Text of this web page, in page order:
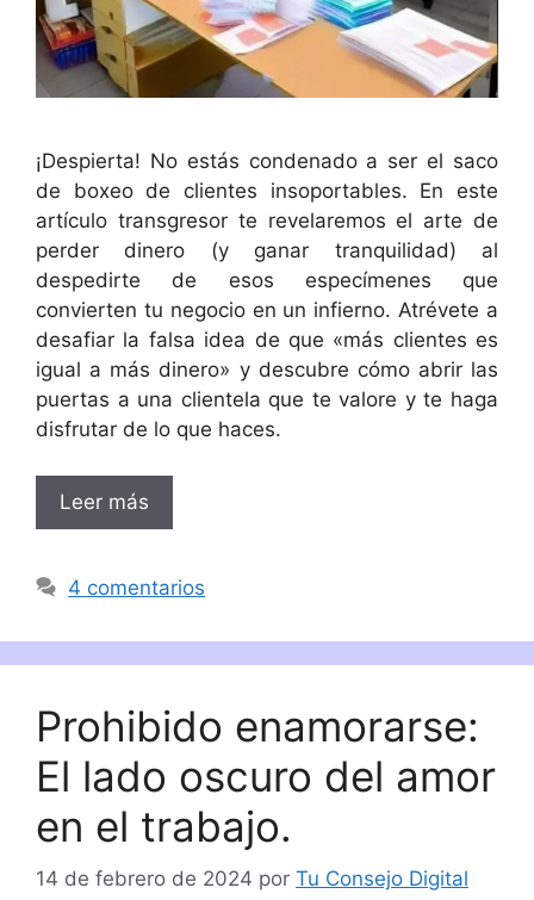
¡Despierta! No estás condenado a ser el saco
de boxeo de clientes insoportables. En este
artículo transgresor te revelaremos el arte de
perder dinero (y ganar tranquilidad) al
despedirte de esos especímenes que
convierten tu negocio en un infierno. Atrévete a
desafiar la falsa idea de que «más clientes es
igual a más dinero» y descubre cómo abrir las
puertas a una clientela que te valore y te haga
disfrutar de lo que haces.
Leer más
4 comentarios
Prohibido enamorarse:
El lado oscuro del amor
en el trabajo.
14 de febrero de 2024 por Tu Consejo Digital